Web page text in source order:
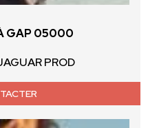
GAP 05000
PROD